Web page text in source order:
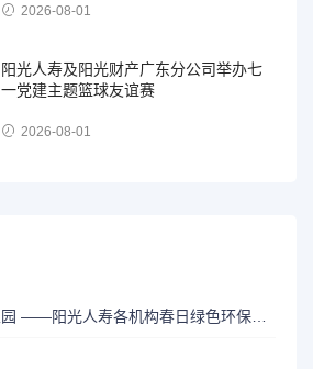
2026-08-01
阳光人寿及阳光财产广东分公司举办七
一党建主题篮球友谊赛
2026-08-01
春风添新绿 阳光护家园 ——阳光人寿各机构春日绿色环保行动掠影